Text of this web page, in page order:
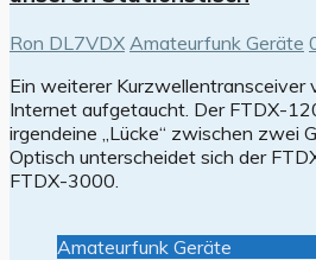
Ron DL7VDX Amateurfunk Geräte
Ein weiterer Kurzwellentransceiver
Internet aufgetaucht. Der FTDX-
irgendeine „Lücke“ zwischen zwei
Optisch unterscheidet sich der
FTDX-3000.
Amateurfunk Geräte